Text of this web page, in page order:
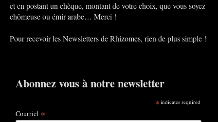
et en postant un chèque, montant de votre choix, que vous soyez
chômeuse ou émir arabe… Merci !
Pour recevoir les Newsletters de Rhizomes, rien de plus simple !
Abonnez vous à notre newsletter
* indicates required
Courriel *